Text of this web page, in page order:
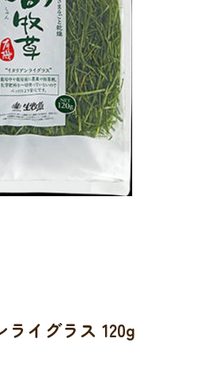
イグラス 120g